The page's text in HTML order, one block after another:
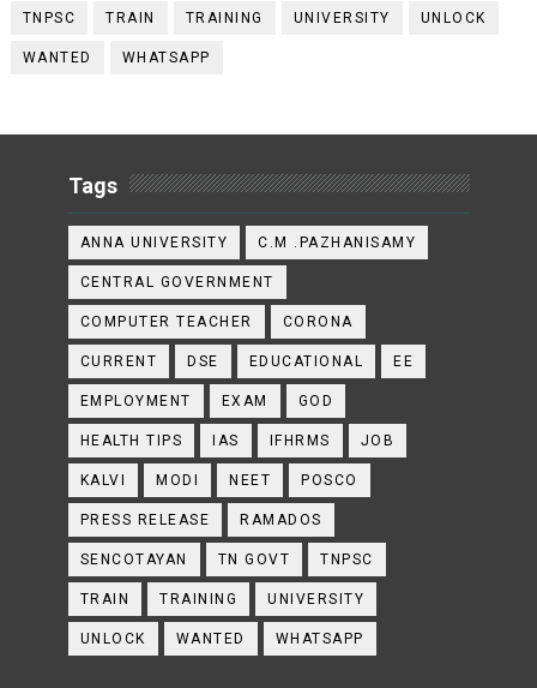
TNPSC TRAIN TRAINING UNIVERSITY UNLOCK
WANTED WHATSAPP
Tags
ANNA UNIVERSITY C.M .PAZHANISAMY
CENTRAL GOVERNMENT
COMPUTER TEACHER CORONA
CURRENT DSE EDUCATIONAL EE
EMPLOYMENT EXAM GOD
HEALTH TIPS IAS IFHRMS JOB
KALVI MODI NEET POSCO
PRESS RELEASE RAMADOS
SENCOTAYAN TN GOVT TNPSC
TRAIN TRAINING UNIVERSITY
UNLOCK WANTED WHATSAPP